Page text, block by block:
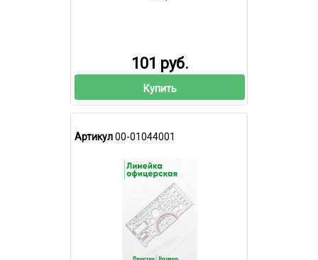
101 руб.
Купить
Артикул00-01044001